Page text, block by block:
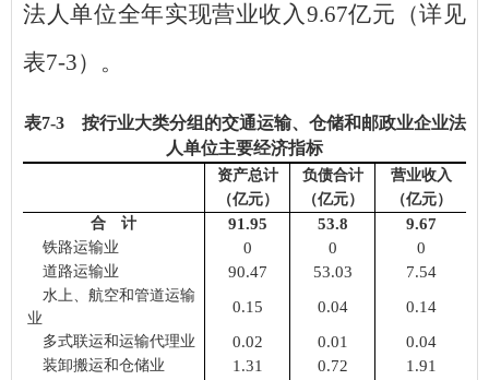
法人单位全年实现营业收入9.67亿元（详见
表7-3）。
表7-3按行业大类分组的交通运输、仓储和邮政业企业法
人单位主要经济指标
资产总计
（亿元）
负债合计
（亿元）
营业收入
（亿元）
合 计
91.95 53.8 9.67
铁路运输业 0 0 0
道路运输业 90.47 53.03 7.54
水上、航空和管道运输
业
0.15 0.04 0.14
多式联运和运输代理业 0.02 0.01 0.04
装卸搬运和仓储业 1.31 0.72 1.91